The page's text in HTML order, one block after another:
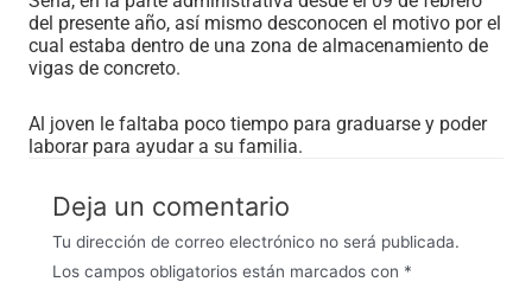
del presente año, así mismo desconocen el motivo por el
cual estaba dentro de una zona de almacenamiento de
vigas de concreto.
Al joven le faltaba poco tiempo para graduarse y poder
laborar para ayudar a su familia.
Deja un comentario
Tu dirección de correo electrónico no será publicada.
Los campos obligatorios están marcados con *